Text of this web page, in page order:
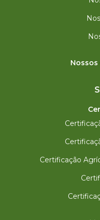
Certificação